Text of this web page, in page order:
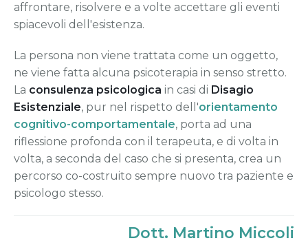
affrontare, risolvere e a volte accettare gli eventi
spiacevoli dell'esistenza.
La persona non viene trattata come un oggetto,
ne viene fatta alcuna psicoterapia in senso stretto.
La consulenza psicologica in casi di Disagio
Esistenziale, pur nel rispetto dell'orientamento
cognitivo-comportamentale, porta ad una
riflessione profonda con il terapeuta, e di volta in
volta, a seconda del caso che si presenta, crea un
percorso co-costruito sempre nuovo tra paziente e
psicologo stesso.
Dott. Martino Miccoli